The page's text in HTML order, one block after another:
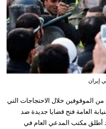
إيران
الموقوفين خلال الاحتجاجات التي
العامة فتح قضايا جديدة ضد
أطلق مكتب المدعي العام في